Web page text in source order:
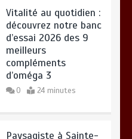
Vitalité au quotidien :
découvrez notre banc
d’essai 2026 des 9
meilleurs
compléments
d’oméga 3
0 24 minutes
Paysagiste à Sainte-